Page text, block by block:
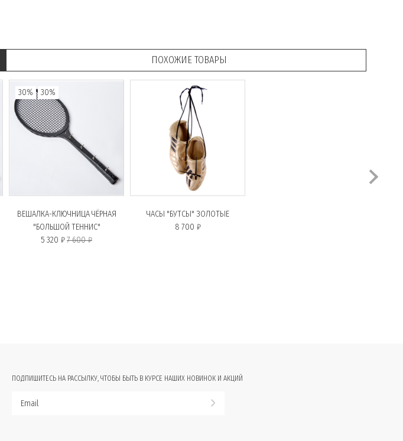
ПОХОЖИЕ ТОВАРЫ
30% 30%
ВЕШАЛКА-КЛЮЧНИЦА ЧЁРНАЯ
"БОЛЬШОЙ ТЕННИС"
5 320 ₽7 600 ₽
ЧАСЫ "БУТСЫ" ЗОЛОТЫЕ
8 700 ₽
ПОДПИШИТЕСЬ НА РАССЫЛКУ, ЧТОБЫ БЫТЬ В КУРСЕ НАШИХ НОВИНОК И АКЦИЙ